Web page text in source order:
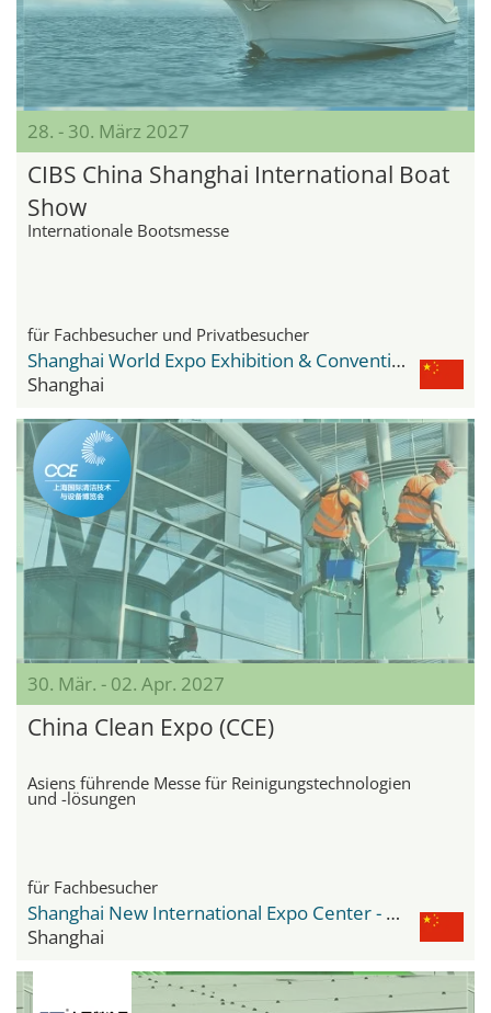
28. - 30. März 2027
CIBS China Shanghai International Boat
Show
Internationale Bootsmesse
für Fachbesucher und Privatbesucher
Shanghai World Expo Exhibition & Convention Center
Shanghai
30. Mär. - 02. Apr. 2027
China Clean Expo (CCE)
Asiens führende Messe für Reinigungstechnologien
und -lösungen
für Fachbesucher
Shanghai New International Expo Center - SNIEC
Shanghai